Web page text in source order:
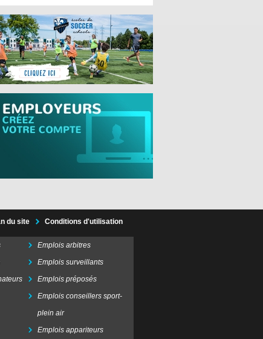
du site Conditions d'utilisation
Emplois arbitres
Emplois surveillants
Emplois préposés
Emplois conseillers sport-
plein air
Emplois appariteurs